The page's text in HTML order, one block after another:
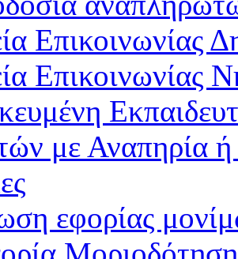
Επικοινωνίας
Επικοινωνίας
με Αναπηρία ή /
εφορίας